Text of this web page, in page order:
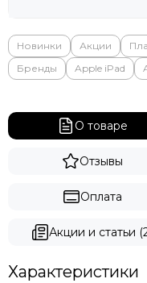
Новинки Акции
Бренды
Apple iPad
О товаре
Отзывы
Оплата
Акции и статьи
Характеристики